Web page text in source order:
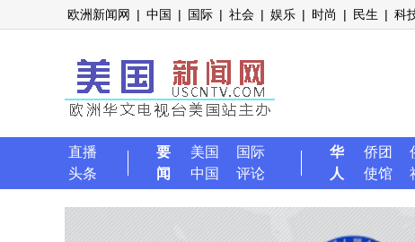
欧洲新闻网 | 中国 | 国际 | 社会 | 娱乐 | 时尚 | 民生 | 科
直播
头条
要
闻
美国
国际
中国
评论
华
人
侨团
使馆